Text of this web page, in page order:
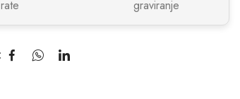
rate
graviranje